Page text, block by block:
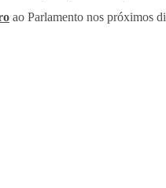
ao Parlamento nos próximos